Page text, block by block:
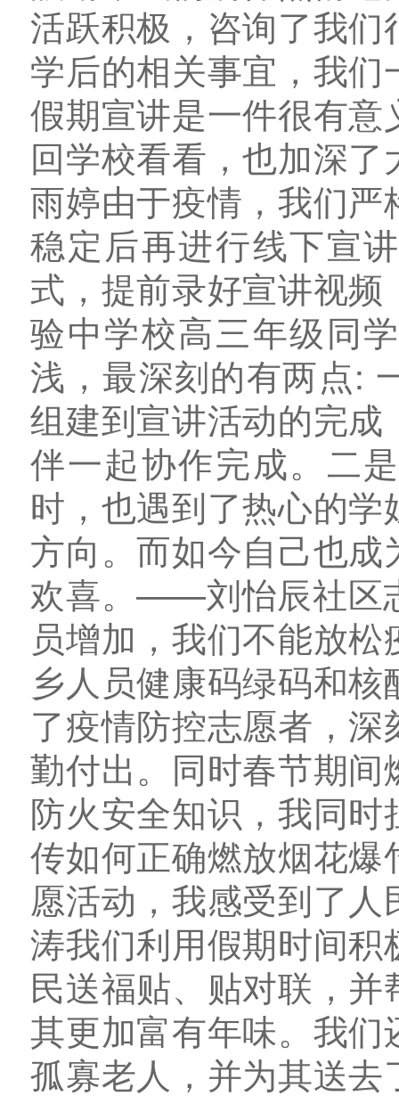
活跃积极，咨询了我
学后的相关事宜，我
假期宣讲是一件很有
回学校看看，也加深
雨婷由于疫情，我们
稳定后再进行线下宣
式，提前录好宣讲视
验中学校高三年级同
浅，最深刻的有两点:
组建到宣讲活动的完
伴一起协作完成。二
时，也遇到了热心的
方向。而如今自己也
欢喜。——刘怡辰社区
员增加，我们不能放
乡人员健康码绿码和
了疫情防控志愿者，
勤付出。同时春节期
防火安全知识，我同
传如何正确燃放烟花
愿活动，我感受到了
涛我们利用假期时间
民送福贴、贴对联，
其更加富有年味。我
孤寡老人，并为其送